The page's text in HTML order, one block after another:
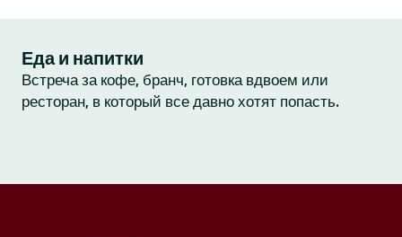
Еда и напитки
Встреча за кофе, бранч, готовка вдвоем или
ресторан, в который все давно хотят попасть.